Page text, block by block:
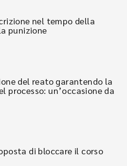
nel tempo della
punizione
del reato garantendo la
processo: un’occasione da
di bloccare il corso